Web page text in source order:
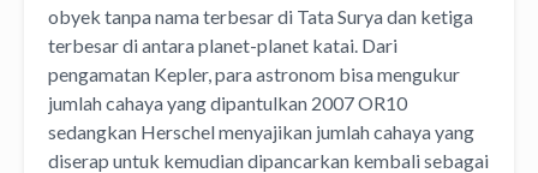
obyek tanpa nama terbesar di Tata Surya dan ketiga
terbesar di antara planet-planet katai. Dari
pengamatan Kepler, para astronom bisa mengukur
jumlah cahaya yang dipantulkan 2007 OR10
sedangkan Herschel menyajikan jumlah cahaya yang
diserap untuk kemudian dipancarkan kembali sebagai